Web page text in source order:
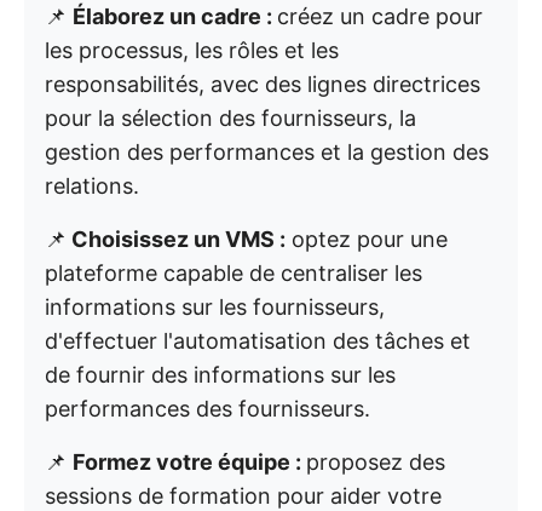
📌 Élaborez un cadre : créez un cadre pour
les processus, les rôles et les
responsabilités, avec des lignes directrices
pour la sélection des fournisseurs, la
gestion des performances et la gestion des
relations.
📌 Choisissez un VMS : optez pour une
plateforme capable de centraliser les
informations sur les fournisseurs,
d'effectuer l'automatisation des tâches et
de fournir des informations sur les
performances des fournisseurs.
📌 Formez votre équipe : proposez des
sessions de formation pour aider votre